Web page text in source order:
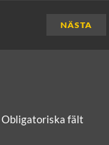
NÄSTA
Obligatoriska fält